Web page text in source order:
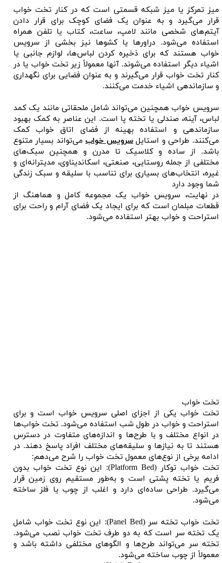
میز تمرکز یا میز شبکه قسمتی است که در کنار تخت خواب
قرار می‌گیرد و به عنوان یک فضای کوچک برای قرار دادن
آیتم‌های شخصی مانند لامپ، ساعت، کتاب یا تلفن همراه
استفاده می‌شود. دراورها یا کشوها نیز بخشی از سرویس
خواب هستند که برای ذخیره کردن لباس‌ها، لوازم جانبی یا
اشیاء دیگر استفاده می‌شوند. آنها معمولاً زیر تخت خواب یا در
کنار تخت خواب قرار می‌گیرند و به عنوان فضایی برای نگهداری
و سازماندهی اشیاء خدمت می‌کنند.
سرویس خواب همچنین می‌تواند شامل ملحقاتی مانند یک کمد
لباس، آینه، صندلی یا تخته پا است. این عناصر به کمک بهبود
سازماندهی و استفاده بهینه از فضای اتاق خواب کمک
می‌کنند. طراحی و استایل سرویس خوابمی‌تواند بسیار متنوع
باشد. از ساده و کلاسیک تا مدرن و همچنین سبک‌های
مختلفی از جمله روستایی، صنعتی، اسکاندیناوی، مدیترانه‌ای و
غیره، انتخاب‌های بسیاری برای تناسب با سلیقه و سبک زندگی
شما وجود دارد
در نهایت، سرویس خواب یک مجموعه کامل و هماهنگ از
قطعات مبلمان است که برای ایجاد یک فضای آرام و راحت برای
استراحت و خواب بهتر استفاده می‌شود.
تخت خواب
تخت خواب یکی از اجزای اصلی سرویس خواب است و برای
استراحت و خواب در طول شب استفاده می‌شود. تخت خواب‌ها
در انواع مختلف و با طرح‌ها و اندازه‌های متفاوت در دسترس
هستند تا به نیازها و سلیقه‌های مختلف افراد پاسخ دهند. در
ادامه برخی از نوع‌های معمول تخت خواب را شرح می‌دهم:
تخت خواب توکار (Platform Bed): این نوع تخت خواب بدون
فریم یا تخته پشتی است و به‌طور مستقیم روی زمین قرار
می‌گیرد. طراحی ساده‌ای دارد و اغلب از چوب یا فلز ساخته
می‌شود.
تخت خواب تخته سر (Panel Bed): این نوع تخت خواب شامل
یک تخته سر است که به دو طرف تخت خواب نصب می‌شود.
تخته سر می‌تواند طرح‌ها و الگوهای مختلفی داشته باشد و
معمولاً از چوب ساخته می‌شود.